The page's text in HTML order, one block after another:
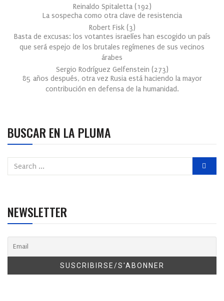
Reinaldo Spitaletta (192)
La sospecha como otra clave de resistencia
Robert Fisk (3)
Basta de excusas: los votantes israelíes han escogido un país
que será espejo de los brutales regímenes de sus vecinos
árabes
Sergio Rodríguez Gelfenstein (273)
85 años después, otra vez Rusia está haciendo la mayor
contribución en defensa de la humanidad.
BUSCAR EN LA PLUMA
NEWSLETTER